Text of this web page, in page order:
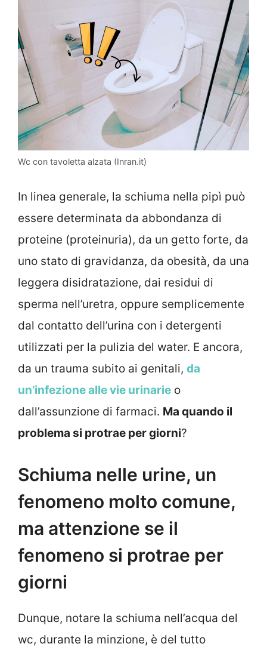
Wc con tavoletta alzata (Inran.it)
In linea generale, la schiuma nella pipì può
essere determinata da abbondanza di
proteine (proteinuria), da un getto forte, da
uno stato di gravidanza, da obesità, da una
leggera disidratazione, dai residui di
sperma nell’uretra, oppure semplicemente
dal contatto dell’urina con i detergenti
utilizzati per la pulizia del water. E ancora,
da un trauma subito ai genitali, da
un’infezione alle vie urinarie o
dall’assunzione di farmaci. Ma quando il
problema si protrae per giorni?
Schiuma nelle urine, un
fenomeno molto comune,
ma attenzione se il
fenomeno si protrae per
giorni
Dunque, notare la schiuma nell’acqua del
wc, durante la minzione, è del tutto